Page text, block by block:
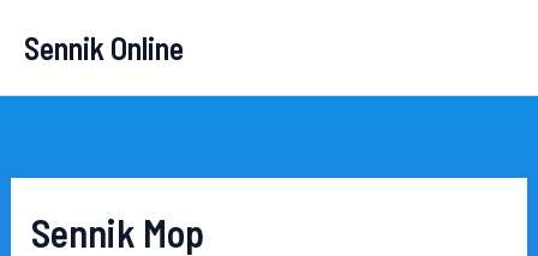
Sennik Online
Sennik Mop